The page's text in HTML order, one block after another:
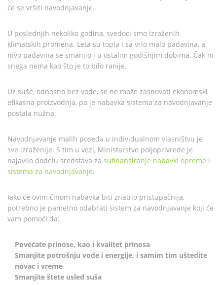
će se vršiti navodnjavanje.
U poslednjih nekoliko godina, svedoci smo izraženih
klimatskih promena. Leta su topla i sa vrlo malo padavina, a
nivo padavina se smanjio i u ostalim godišnjim dobima. Čak ni
snega nema kao što je to bilo ranije.
Uz suše, odnosno bez vode, se ne može zasnovati ekonomski
efikasna proizvodnja, pa je nabavka sistema za navodnjavanje
postala nužna.
Navodnjavanje malih poseda u individualnom vlasništvu je
sve izraženije. S tim u vezi, Ministarstvo poljoprivrede je
najavilo dodelu sredstava za sufinansiranje nabavki opreme i
sistema za navodnjavanje.
Iako će ovim činom nabavka biti znatno pristupačnija,
potrebno je pametno odabrati sistem za navodnjavanje koji će
vam pomoći da:
Povećate prinose, kao i kvalitet prinosa
Smanjite potrošnju vode i energije, i samim tim uštedite
novac i vreme
Smanjite štete usled suša